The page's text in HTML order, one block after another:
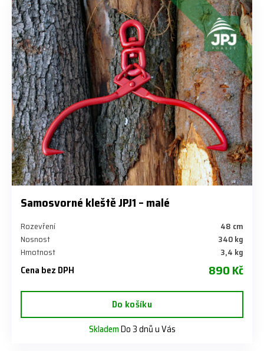
Samosvorné kleště JPJ1 – malé
Rozevření
48 cm
Nosnost
340 kg
Hmotnost
3,4 kg
Cena bez DPH 890 Kč
Do košíku
SklademDo 3 dnů u Vás